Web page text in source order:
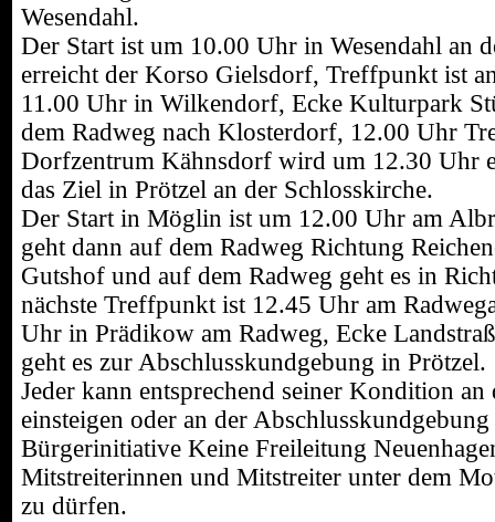
Wesendahl.
Der Start ist um 10.00 Uhr in Wesendahl an
erreicht der Korso Gielsdorf, Treffpunkt ist
11.00 Uhr in Wilkendorf, Ecke Kulturpark
dem Radweg nach Klosterdorf, 12.00 Uhr
Dorfzentrum Kähnsdorf wird um 12.30 Uhr
das Ziel in Prötzel an der Schlosskirche.
Der Start in Möglin ist um 12.00 Uhr am
geht dann auf dem Radweg Richtung
Gutshof und auf dem Radweg geht es in
nächste Treffpunkt ist 12.45 Uhr am
Uhr in Prädikow am Radweg, Ecke
geht es zur Abschlusskundgebung in Prötzel.
Jeder kann entsprechend seiner Kondition
einsteigen oder an der
Bürgerinitiative Keine Freileitung
Mitstreiterinnen und Mitstreiter unter dem
zu dürfen.